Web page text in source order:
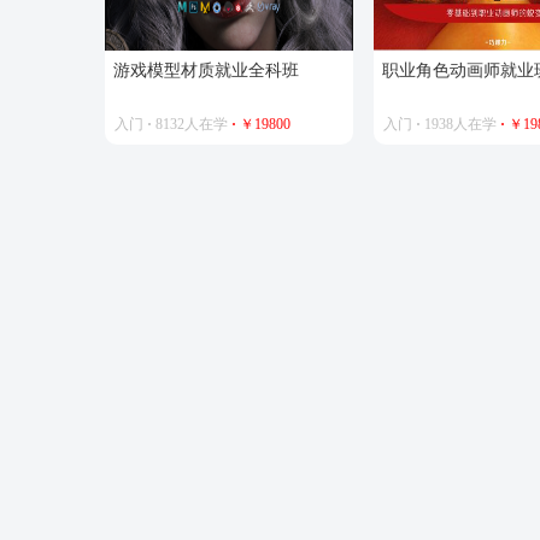
游戏模型材质就业全科班
入门 · 8132人在学 · ￥19800
职业角色动画师就业
入门 · 1938人在学 · ￥